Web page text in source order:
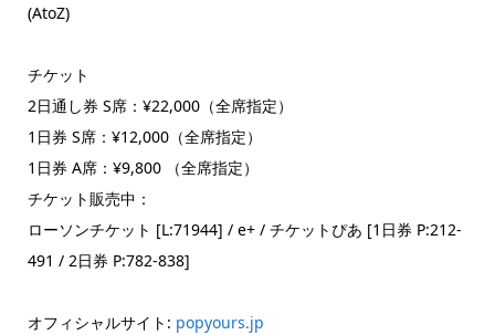
(AtoZ)
チケット
2日通し券 S席：¥22,000（全席指定）
1日券 S席：¥12,000（全席指定）
1日券 A席：¥9,800 （全席指定）
チケット販売中：
ローソンチケット [L:71944] / e+ / チケットぴあ [1日券 P:212-
491 / 2日券 P:782-838]
オフィシャルサイト: popyours.jp